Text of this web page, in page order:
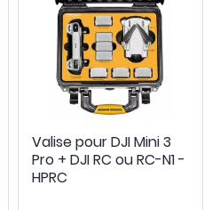
Valise pour DJI Mini 3
Pro + DJI RC ou RC-N1 -
HPRC